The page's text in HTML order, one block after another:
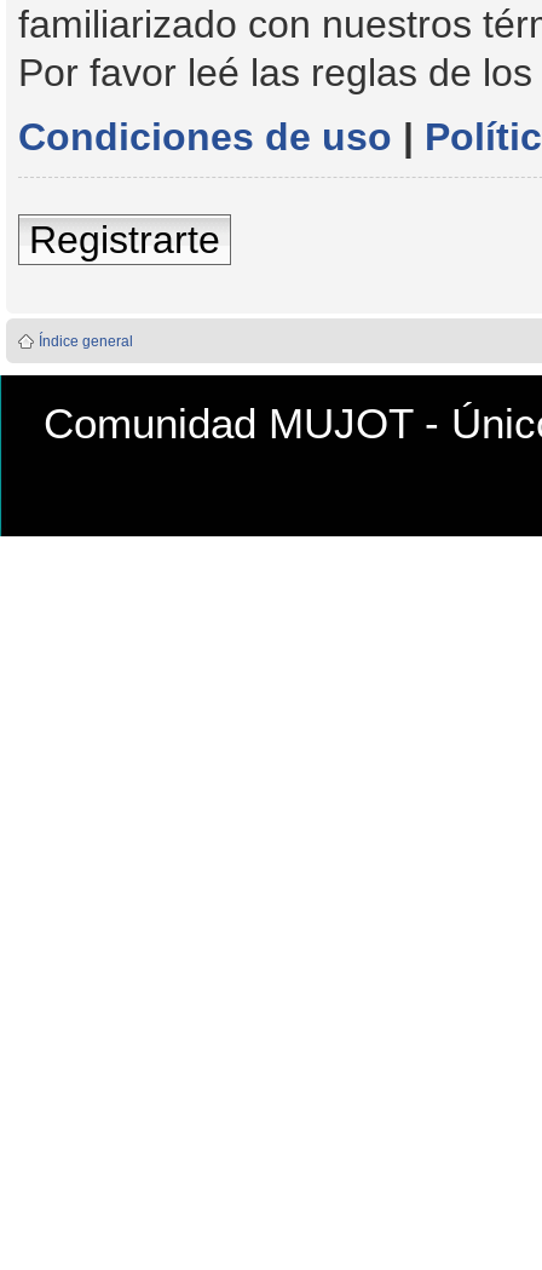
familiarizado con nuestros
Por favor leé las reglas de
Condiciones de uso |
Registrarte
Índice general
Comunidad MUJOT -